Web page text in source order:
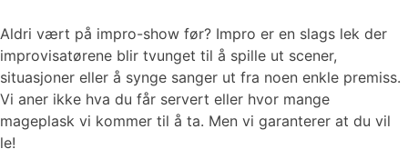
Aldri vært på impro-show før? Impro er en slags lek der
improvisatørene blir tvunget til å spille ut scener,
situasjoner eller å synge sanger ut fra noen enkle premiss.
Vi aner ikke hva du får servert eller hvor mange
mageplask vi kommer til å ta. Men vi garanterer at du vil
le!